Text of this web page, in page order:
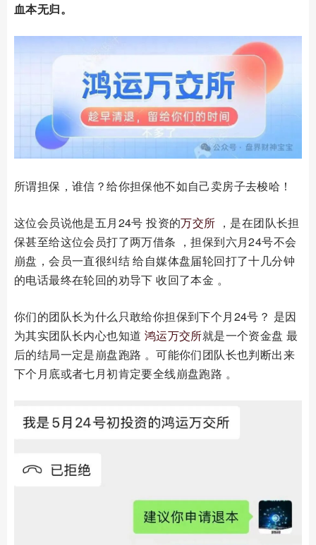
血本无归。
所谓担保，谁信？给你担保他不如自己卖房子去梭哈！
这位会员说他是五月24号 投资的万交所 ，是在团队长担
保甚至给这位会员打了两万借条 ，担保到六月24号不会
崩盘，会员一直很纠结 给自媒体盘届轮回打了十几分钟
的电话最终在轮回的劝导下 收回了本金 。
你们的团队长为什么只敢给你担保到下个月24号？ 是因
为其实团队长内心也知道 鸿运万交所就是一个资金盘 最
后的结局一定是崩盘跑路 。可能你们团队长也判断出来
下个月底或者七月初肯定要全线崩盘跑路 。